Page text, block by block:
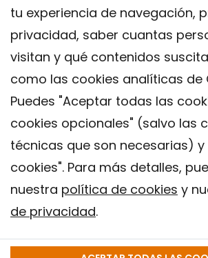
tu experiencia de navegación,
privacidad, saber cuantas
visitan y qué contenidos
como las cookies analíticas de
Puedes "Aceptar todas las
cookies opcionales" (salvo las
técnicas que son necesarias)
cookies". Para más detalles,
nuestra política de cookies y
de privacidad.
Contacto
Política de privacidad
Política de Cookies
Instituto de Salud Global de Barcelona (ISGlobal),